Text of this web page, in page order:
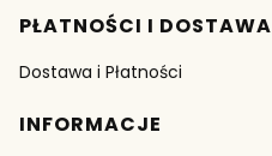
PŁATNOŚCI I DOSTAWA
Dostawa i Płatności
INFORMACJE